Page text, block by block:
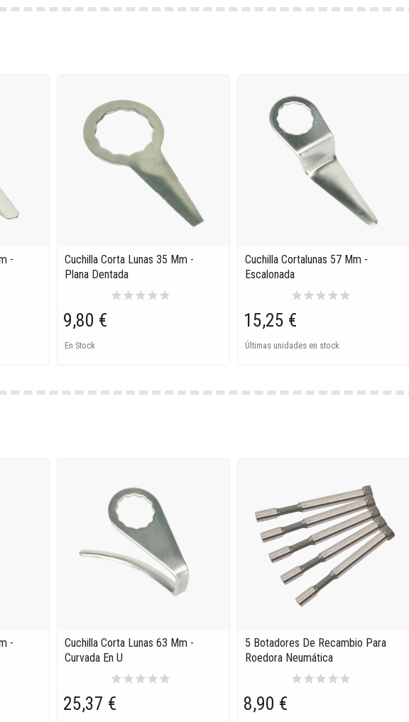
-
Cuchilla Corta Lunas 35 Mm -
Plana Dentada
starstarstarstarstar
9,80 €
En Stock
Cuchilla Cortalunas 57 Mm -
Escalonada
starstarstarstarstar
15,25 €
Últimas unidades en stock
-
Cuchilla Corta Lunas 63 Mm -
Curvada En U
starstarstarstarstar
25,37 €
5 Botadores De Recambio Para
Roedora Neumática
starstarstarstarstar
8,90 €